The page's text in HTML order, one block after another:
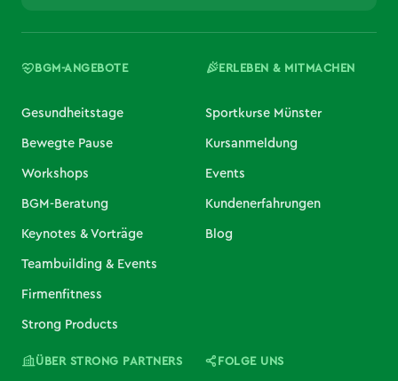
BGM-ANGEBOTE
Gesundheitstage
Bewegte Pause
Workshops
BGM-Beratung
Keynotes & Vorträge
Teambuilding & Events
Firmenfitness
Strong Products
ERLEBEN & MITMACHEN
Sportkurse Münster
Kursanmeldung
Events
Kundenerfahrungen
Blog
ÜBER STRONG PARTNERS FOLGE UNS